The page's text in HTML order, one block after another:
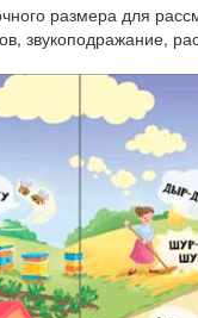
размера для